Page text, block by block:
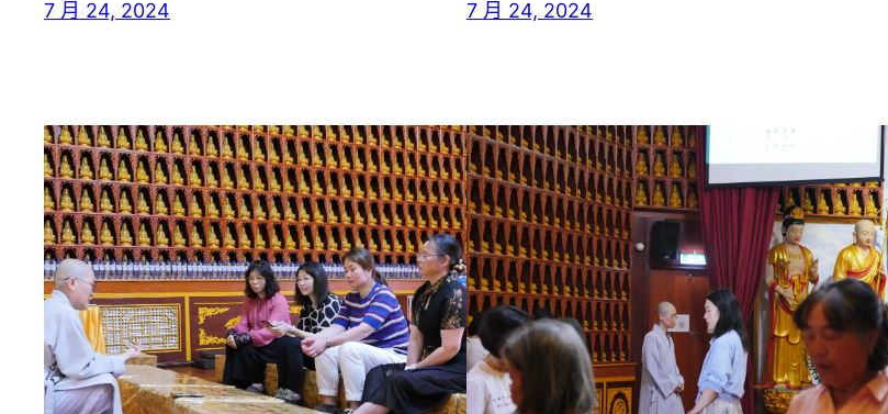
7 月 24, 2024
7 月 24, 2024